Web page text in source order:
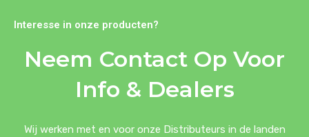
Interesse in onze producten?
Neem Contact Op Voor
Info & Dealers
Wij werken met en voor onze Distributeurs in de landen